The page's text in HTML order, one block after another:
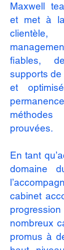
Maxwell
et met à
fiables,
supports de
et
prouvées.
En tant
domaine
cabinet
nombreux
promus à